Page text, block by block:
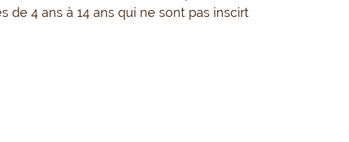
4 ans à 14 ans qui ne sont pas inscirt